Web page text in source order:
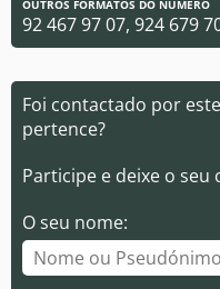
OUTROS FORMATOS DO NÚMERO
92 467 97 07, 924 679
Foi contactado por
pertence?
Participe e deixe o seu
O seu nome: